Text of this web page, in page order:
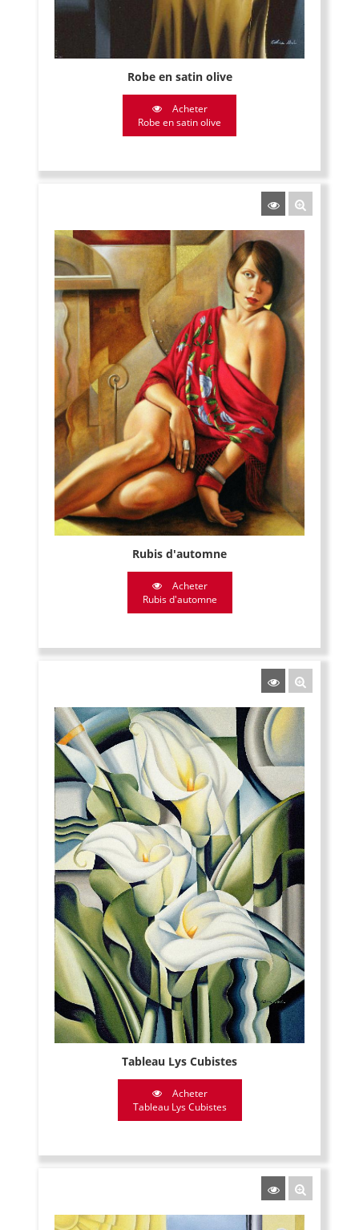
Robe en satin olive
Acheter
Robe en satin olive
Rubis d'automne
Acheter
Rubis d'automne
Tableau Lys Cubistes
Acheter
Tableau Lys Cubistes